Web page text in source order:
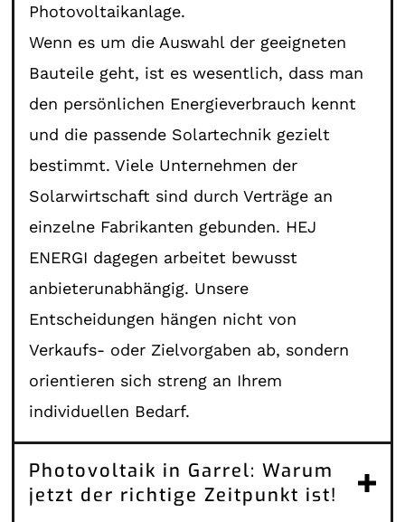
Photovoltaikanlage.
Wenn es um die Auswahl der geeigneten
Bauteile geht, ist es wesentlich, dass man
den persönlichen Energieverbrauch kennt
und die passende Solartechnik gezielt
bestimmt. Viele Unternehmen der
Solarwirtschaft sind durch Verträge an
einzelne Fabrikanten gebunden. HEJ
ENERGI dagegen arbeitet bewusst
anbieterunabhängig. Unsere
Entscheidungen hängen nicht von
Verkaufs- oder Zielvorgaben ab, sondern
orientieren sich streng an Ihrem
individuellen Bedarf.
Photovoltaik in Garrel: Warum
jetzt der richtige Zeitpunkt ist!